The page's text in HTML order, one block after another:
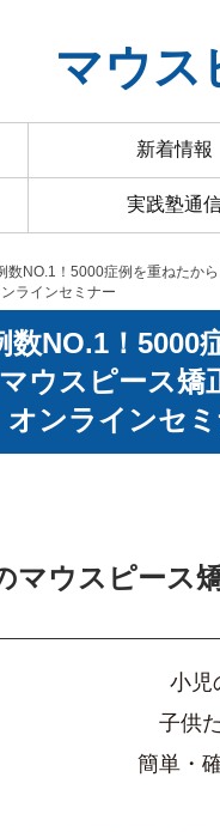
マウス
新着情報
実践塾通
数NO.1！5000症例を重ねたか
ラインセミナー
数NO.1！
ウスピース矯
オンラインセ
マウスピース
小児
子供
簡単・